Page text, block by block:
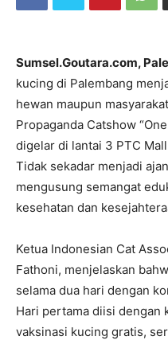
Sumsel.Goutara.com,
kucing di Palembang
hewan maupun
Propaganda Catshow
digelar di lantai 3 PTC
Tidak sekadar menjadi
mengusung semangat
kesehatan dan
Ketua Indonesian Cat
Fathoni, menjelaskan
selama dua hari dengan
Hari pertama diisi dengan
vaksinasi kucing gratis,